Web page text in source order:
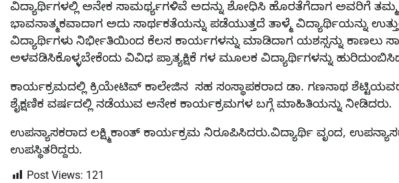
ವಿದ್ಯಾರ್ಥಿಗಳಲ್ಲಿ ಅನೇಕ ಸಾಮರ್ಥ್ಯಗಳಿವೆ ಅದನ್ನು ಶೋಧಿಸಿ ಹೊರತೆಗೆದಾಗ ಅವರಿಗೆ ತಮ್ಮ
ಭಾವನಾತ್ಮಕವಾದಾಗ ಅದು ಸಾರ್ಥಕತೆಯನ್ನು ಪಡೆಯುತ್ತದೆ ತಾಳ್ಮೆ ವಿದ್ಯಾರ್ಥಿಯನ್ನು
ವಿದ್ಯಾರ್ಥಿಗಳು ನಿರ್ಭೀತಿಯಿಂದ ಕೆಲಸ ಕಾರ್ಯಗಳನ್ನು ಮಾಡಿದಾಗ ಯಶಸ್ಸನ್ನು ಕಾಣಲು
ಅಳವಡಿಸಿಕೊಳ್ಳಬೇಕೆಂದು ವಿವಿಧ ಪ್ರಾತ್ಯಕ್ಷಿಕೆ ಗಳ ಮೂಲಕ ವಿದ್ಯಾರ್ಥಿಗಳನ್ನು
ಕಾರ್ಯಕ್ರಮದಲ್ಲಿ ಕ್ರಿಯೇಟಿವ್ ಕಾಲೇಜಿನ ಸಹ ಸಂಸ್ಥಾಪಕರಾದ ಡಾ. ಗಣನಾಥ
ಶೈಕ್ಷಣಿಕ ವರ್ಷದಲ್ಲಿ ನಡೆಯುವ ಅನೇಕ ಕಾರ್ಯಕ್ರಮಗಳ ಬಗ್ಗೆ ಮಾಹಿತಿಯನ್ನು ನೀಡಿದರು.
ಉಪನ್ಯಾಸಕರಾದ ಲಕ್ಷ್ಮಿಕಾಂತ್ ಕಾರ್ಯಕ್ರಮ ನಿರೂಪಿಸಿದರು.ವಿದ್ಯಾರ್ಥಿ ವೃಂದ,
ಉಪಸ್ಥಿತರಿದ್ದರು.
Post Views: 121